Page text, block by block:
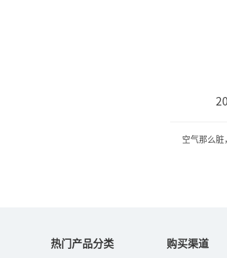
空气那么
热门产品分类 购买渠道